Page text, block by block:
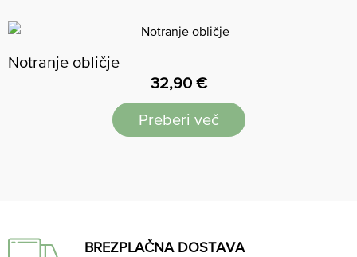
Notranje obličje
32,90 €
Preberi več
BREZPLAČNA DOSTAVA